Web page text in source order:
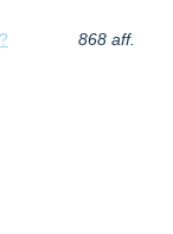
868 aff.